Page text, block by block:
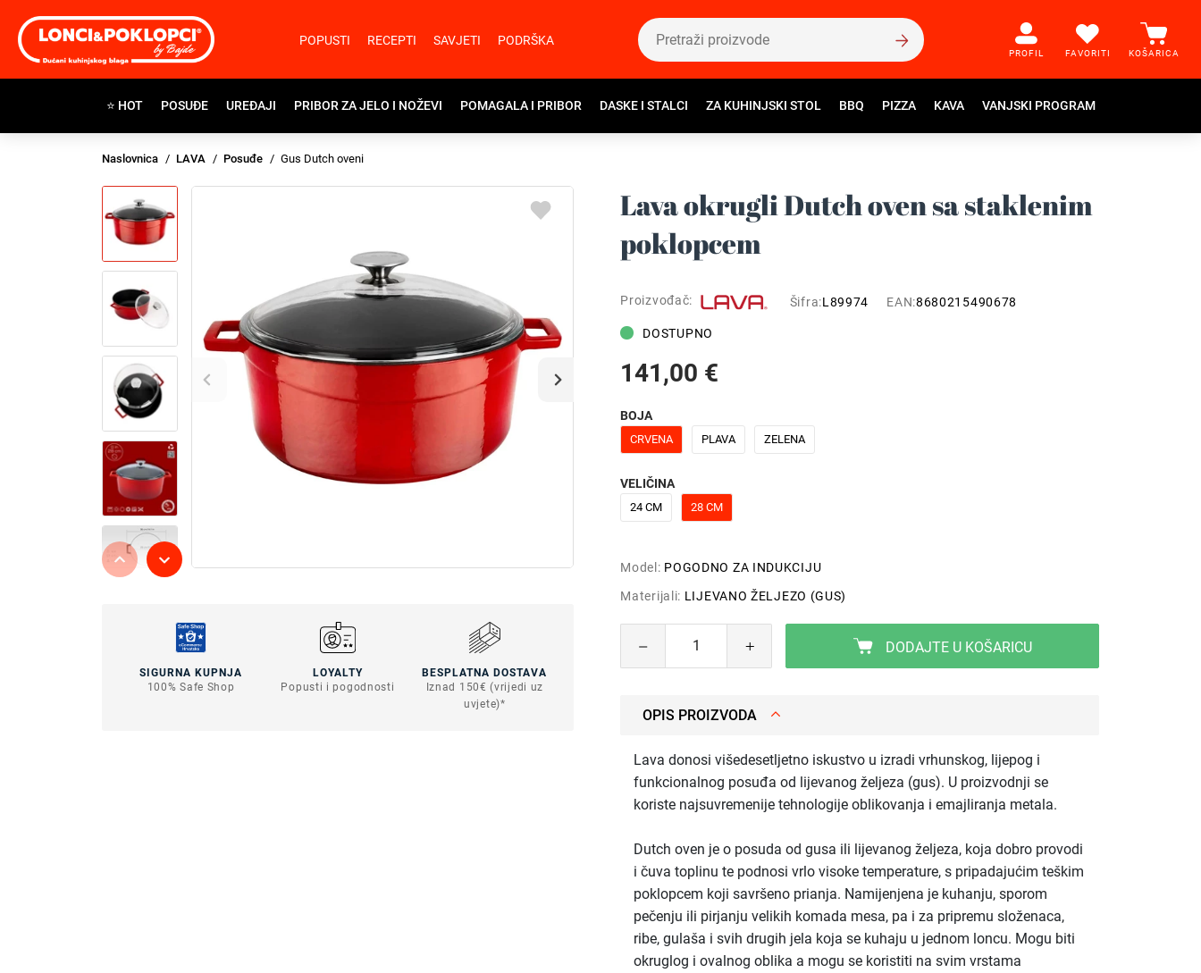
POPUSTI RECEPTI SAVJETI PODRŠKA
PROFIL FAVORITI KOŠARICA
⭐ HOT POSUĐE UREĐAJI PRIBOR ZA JELO I NOŽEVI POMAGALA I PRIBOR DASKE I STALCI ZA KUHINJSKI STOL BBQ PIZZA KAVA VANJSKI PROGRAM
Naslovnica LAVA Posuđe Gus Dutch oveni
SIGURNA KUPNJA
100% Safe Shop
LOYALTY
Popusti i pogodnosti
BESPLATNA DOSTAVA
Iznad 150€ (vrijedi uz
uvjete)*
Lava okrugli Dutch oven sa staklenim
poklopcem
Proizvođač: Šifra:L89974 EAN:8680215490678
DOSTUPNO
141,00 €
BOJA
CRVENA PLAVA ZELENA
VELIČINA
24 CM 28 CM
Model: POGODNO ZA INDUKCIJU
Materijali: LIJEVANO ŽELJEZO (GUS)
DODAJTE U KOŠARICU
OPIS PROIZVODA
Lava donosi višedesetljetno iskustvo u izradi vrhunskog, lijepog i
funkcionalnog posuđa od lijevanog željeza (gus). U proizvodnji se
koriste najsuvremenije tehnologije oblikovanja i emajliranja metala.
Dutch oven je o posuda od gusa ili lijevanog željeza, koja dobro provodi
i čuva toplinu te podnosi vrlo visoke temperature, s pripadajućim teškim
poklopcem koji savršeno prianja. Namijenjena je kuhanju, sporom
pečenju ili pirjanju velikih komada mesa, pa i za pripremu složenaca,
ribe, gulaša i svih drugih jela koja se kuhaju u jednom loncu. Mogu biti
okruglog i ovalnog oblika a mogu se koristiti na svim vrstama